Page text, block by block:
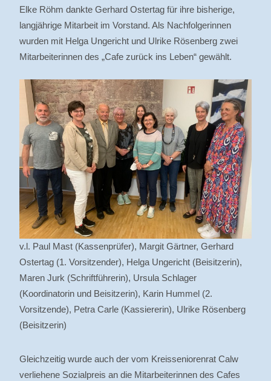
Elke Röhm dankte Gerhard Ostertag für ihre bisherige,
langjährige Mitarbeit im Vorstand. Als Nachfolgerinnen
wurden mit Helga Ungericht und Ulrike Rösenberg zwei
Mitarbeiterinnen des „Cafe zurück ins Leben“ gewählt.
v.l. Paul Mast (Kassenprüfer), Margit Gärtner, Gerhard
Ostertag (1. Vorsitzender), Helga Ungericht (Beisitzerin),
Maren Jurk (Schriftführerin), Ursula Schlager
(Koordinatorin und Beisitzerin), Karin Hummel (2.
Vorsitzende), Petra Carle (Kassiererin), Ulrike Rösenberg
(Beisitzerin)
Gleichzeitig wurde auch der vom Kreisseniorenrat Calw
verliehene Sozialpreis an die Mitarbeiterinnen des Cafes